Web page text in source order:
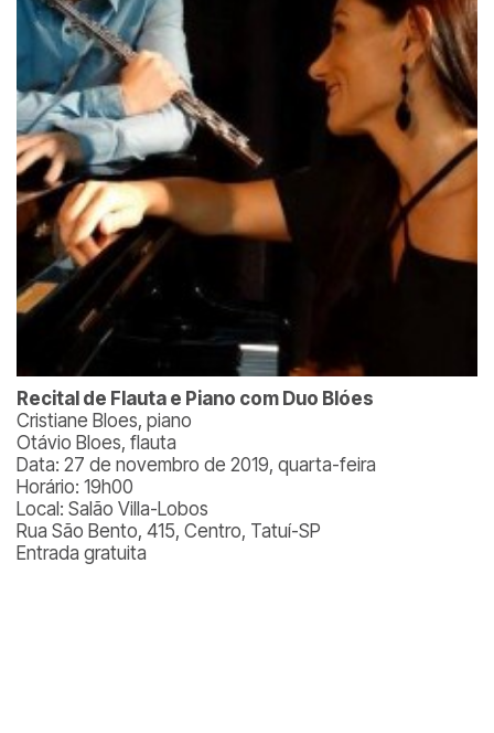
Recital de Flauta e Piano com Duo Blóes
Cristiane Bloes, piano
Otávio Bloes, flauta
Data: 27 de novembro de 2019, quarta-feira
Horário: 19h00
Local: Salão Villa-Lobos
Rua São Bento, 415, Centro, Tatuí-SP
Entrada gratuita